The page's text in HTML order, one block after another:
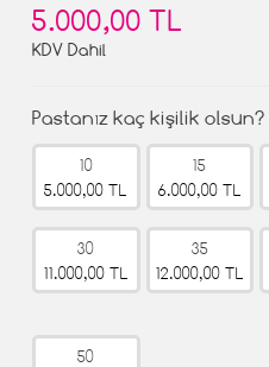
5.000,00 TL
KDV Dahil
Pastanız kaç kişilik olsun?
10
5.000,00 TL
15
6.000,00 TL
30
11.000,00 TL
35
12.000,00 TL
50